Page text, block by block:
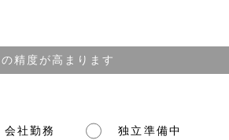
精度が高まります
会社勤務 独立準備中